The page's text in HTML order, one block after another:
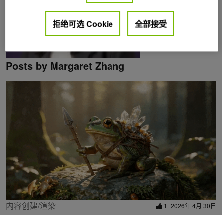
Posts by Margaret Zhang
内容创建/渲染 1 2026年 4月 30日
拒绝可选 Cookie 全部接受